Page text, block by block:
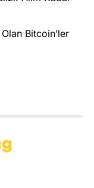
Bitcoin’ler